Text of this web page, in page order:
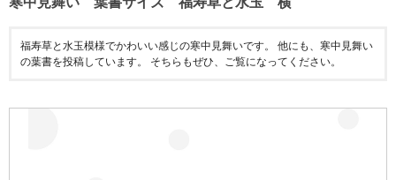
福寿草と水玉模様でかわいい感じの寒中見舞いです。 他にも、寒中見舞い
の葉書を投稿しています。 そちらもぜひ、ご覧になってください。